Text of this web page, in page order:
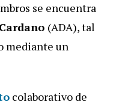
se encuentra
Cardano (ADA), tal
mediante un
colaborativo de